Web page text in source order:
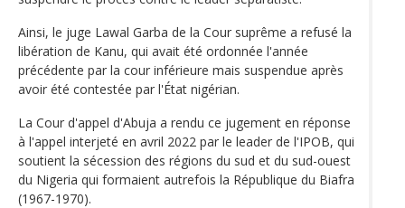
Ainsi, le juge Lawal Garba de la Cour suprême a refusé la
libération de Kanu, qui avait été ordonnée l'année
précédente par la cour inférieure mais suspendue après
avoir été contestée par l'État nigérian.
La Cour d'appel d'Abuja a rendu ce jugement en réponse
à l'appel interjeté en avril 2022 par le leader de l'IPOB, qui
soutient la sécession des régions du sud et du sud-ouest
du Nigeria qui formaient autrefois la République du Biafra
(1967-1970).